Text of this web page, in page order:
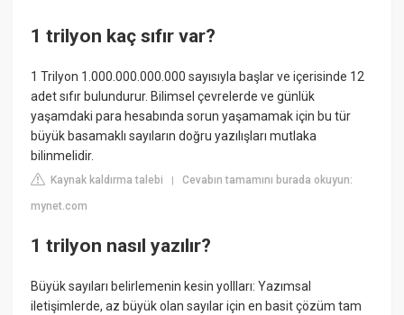
1 trilyon kaç sıfır var?
1 Trilyon 1.000.000.000.000 sayısıyla başlar ve içerisinde 12
adet sıfır bulundurur. Bilimsel çevrelerde ve günlük
yaşamdaki para hesabında sorun yaşamamak için bu tür
büyük basamaklı sayıların doğru yazılışları mutlaka
bilinmelidir.
Kaynak kaldırma talebi |Cevabın tamamını burada okuyun:
mynet.com
1 trilyon nasıl yazılır?
Büyük sayıları belirlemenin kesin yollları: Yazımsal
iletişimlerde, az büyük olan sayılar için en basit çözüm tam